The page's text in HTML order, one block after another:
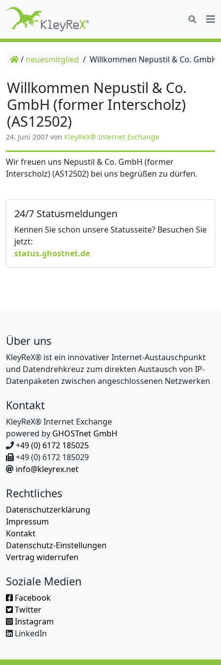
/ neuesmitglied / Willkommen Nepustil & Co.
Willkommen Nepustil & Co.
GmbH (former Interscholz)
(AS12502)
24. Juni 2007 von KleyReX® Internet Exchange
Wir freuen uns Nepustil & Co. GmbH (former
Interscholz) (AS12502) bei uns begrüßen zu dürfen.
24/7 Statusmeldungen
Kennen Sie schon unsere Statusseite? Besuchen Sie
jetzt:
status.ghostnet.de
Über uns
KleyReX® ist ein innovativer Internet-Austauschpunkt
und Datendrehkreuz zum direkten Austausch von IP-
Datenpaketen zwischen angeschlossenen Netzwerken
Kontakt
KleyReX® Internet Exchange
powered by GHOSTnet GmbH
+49 (0) 6172 185025
+49 (0) 6172 185029
info@kleyrex.net
Rechtliches
Datenschutzerklärung
Impressum
Kontakt
Datenschutz-Einstellungen
Vertrag widerrufen
Soziale Medien
Facebook
Twitter
Instagram
LinkedIn